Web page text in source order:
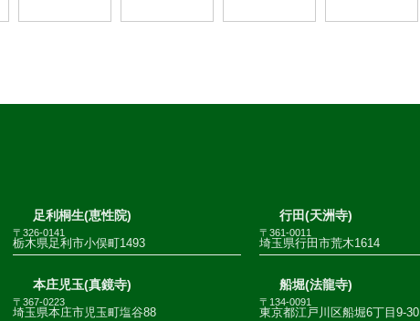
足利桐生(恵性院)
〒326-0141
栃木県足利市小俣町1493
行田(天洲寺)
〒361-0011
埼玉県行田市荒木1614
本庄児玉(真鏡寺)
〒367-0223
埼玉県本庄市児玉町塩谷88
船堀(法龍寺)
〒134-0091
東京都江戸川区船堀6丁目9-30